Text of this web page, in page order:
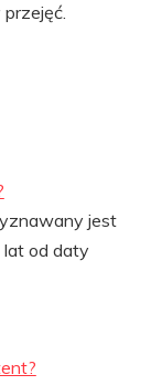
jest
lat od daty